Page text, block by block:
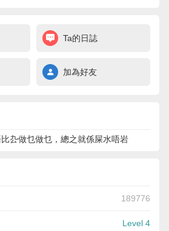
Ta的日誌
加為好友
厹做乜做乜，總之就係屎水唔岩
189776
Level 4